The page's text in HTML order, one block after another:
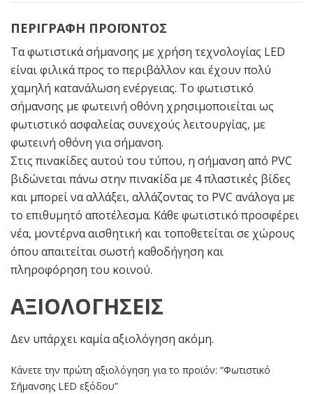
ΠΕΡΙΓΡΑΦΗ ΠΡΟΪΟΝΤΟΣ
Τα φωτιστικά σήμανσης με χρήση τεχνολογίας LED
είναι φιλικά προς το περιβάλλον και έχουν πολύ
χαμηλή κατανάλωση ενέργειας. Το φωτιστικό
σήμανσης με φωτεινή οθόνη χρησιμοποιείται ως
φωτιστικό ασφαλείας συνεχούς λειτουργίας, με
φωτεινή οθόνη για σήμανση.
Στις πινακίδες αυτού του τύπου, η σήμανση από PVC
βιδώνεται πάνω στην πινακίδα με 4 πλαστικές βίδες
και μπορεί να αλλάξει, αλλάζοντας το PVC ανάλογα με
το επιθυμητό αποτέλεσμα. Κάθε φωτιστικό προσφέρει
νέα, μοντέρνα αισθητική και τοποθετείται σε χώρους
όπου απαιτείται σωστή καθοδήγηση και
πληροφόρηση του κοινού.
ΑΞΙΟΛΟΓΉΣΕΙΣ
Δεν υπάρχει καμία αξιολόγηση ακόμη.
Κάνετε την πρώτη αξιολόγηση για το προϊόν: “Φωτιστικό
Σήμανσης LED εξόδου”